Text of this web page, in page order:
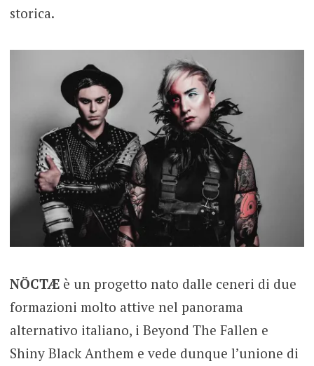
storica.
NÖCTÆè un progetto nato dalle ceneri di due
formazioni molto attive nel panorama
alternativo italiano, i Beyond The Fallen e
Shiny Black Anthem e vede dunque l’unione di